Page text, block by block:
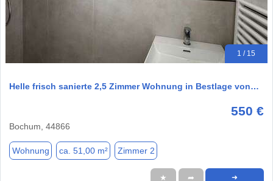
1 / 15
Helle frisch sanierte 2,5 Zimmer Wohnung in Bestlage von…
550 €
Bochum, 44866
Wohnung ca. 51,00 m² Zimmer 2
★ ➦ ➜